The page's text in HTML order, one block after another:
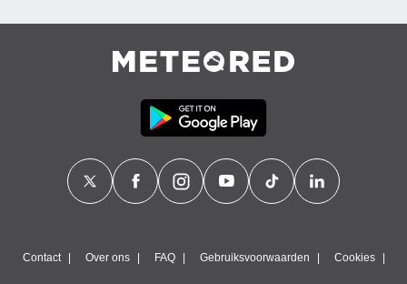
Contact Over ons FAQ Gebruiksvoorwaarden Cookies